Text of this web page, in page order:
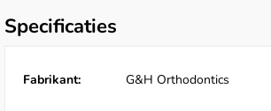
Specificaties
Fabrikant: G&H Orthodontics